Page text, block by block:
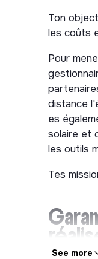
Ton
les coûts
Pour
distance
es
solaire et
les outils
Tes
See more